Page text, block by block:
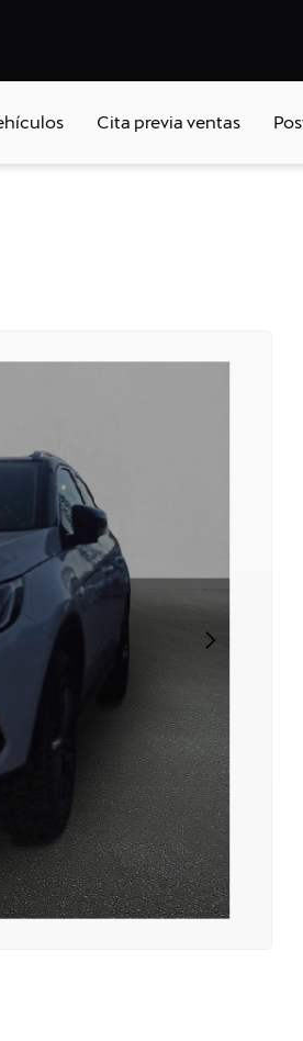
Cita previa ventas